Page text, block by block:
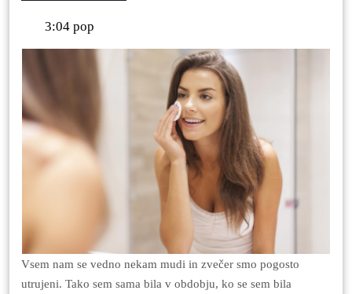
3:04 pop
Vsem nam se vedno nekam mudi in zvečer smo pogosto
utrujeni. Tako sem sama bila v obdobju, ko se sem bila